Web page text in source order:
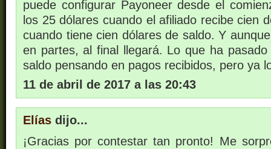
puede configurar Payoneer desde el
los 25 dólares cuando el afiliado recibe cien
cuando tiene cien dólares de saldo. Y
en partes, al final llegará. Lo que ha
saldo pensando en pagos recibidos, pero ya
11 de abril de 2017 a las 20:43
Elías dijo...
¡Gracias por contestar tan pronto! Me